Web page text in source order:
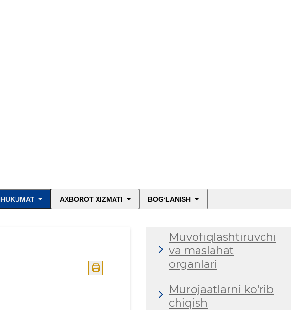
AXBOROT XIZMATI BOG‘LANISH
Muvofiqlashtiruvchi
va maslahat
organlari
Murojaatlarni ko'rib
chiqish